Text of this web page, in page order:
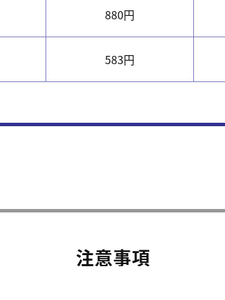
880円
583円
注意事項